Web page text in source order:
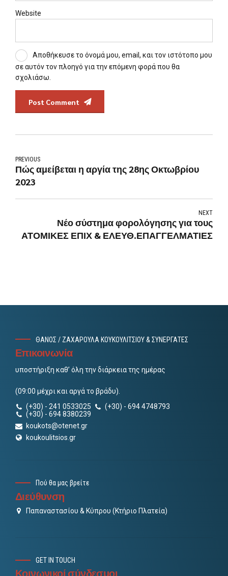
Website
Αποθήκευσε το όνομά μου, email, και τον ιστότοπο μου
σε αυτόν τον πλοηγό για την επόμενη φορά που θα
σχολιάσω.
Post Comment
PREVIOUS
Πώς αμείβεται η αργία της 28ης Οκτωβρίου
2023
NEXT
Νέο σύστημα φορολόγησης για τους
ΑΤΟΜΙΚΕΣ ΕΠΙΧ & ΕΛΕΥΘ.ΕΠΑΓΓΕΛΜΑΤΙΕΣ
ΘΑΝΟΣ / ΖΑΧΑΡΟΥΛΑ ΚΟΥΚΟΥΛΙΤΣΙΟΥ & ΣΥΝΕΡΓΑΤΕΣ
Επικοινωνία
υποστήριξη καθ’ όλη την διάρκεια της ημέρας
(09:00 μέχρι και αργά το βράδυ).
(+30) - 241 0533025
(+30) - 694 4748793
(+30) - 694 8380239
koukots@otenet.gr
koukoulitsios.gr
Πού θα μας βρείτε
Διεύθυνση
Παπαναστασίου & Κύπρου (Κτήριο Πλατεία)
GET IN TOUCH
Κοινωνικοί σύνδεσμοι